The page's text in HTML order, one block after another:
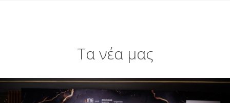
Τα νέα μας